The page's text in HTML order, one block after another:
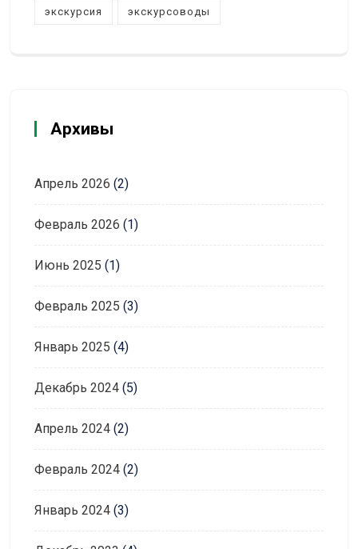
экскурсия экскурсоводы
Архивы
Апрель 2026 (2)
Февраль 2026 (1)
Июнь 2025 (1)
Февраль 2025 (3)
Январь 2025 (4)
Декабрь 2024 (5)
Апрель 2024 (2)
Февраль 2024 (2)
Январь 2024 (3)